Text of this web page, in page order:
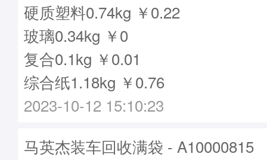
硬质塑料0.74kg ￥0.22
玻璃0.34kg ￥0
复合0.1kg ￥0.01
综合纸1.18kg ￥0.76
2023-10-12 15:10:23
马英杰装车回收满袋 - A10000815